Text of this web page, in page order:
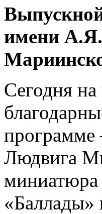
имени А.Я.
Сегодня
программе
Людвига
миниатюра
«Баллады»